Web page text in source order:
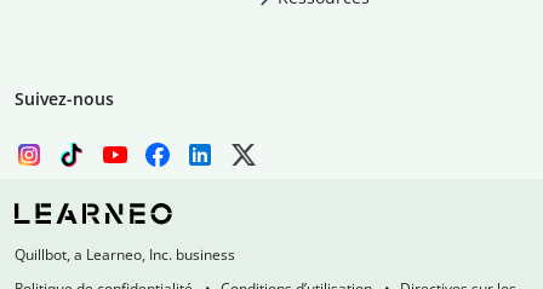
Suivez-nous
Quillbot, a Learneo, Inc. business